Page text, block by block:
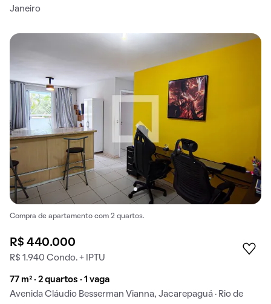
Janeiro
Compra de apartamento com 2 quartos.
R$ 440.000
R$ 1.940 Condo. + IPTU
77 m² · 2 quartos · 1 vaga
Avenida Cláudio Besserman Vianna, Jacarepaguá · Rio de